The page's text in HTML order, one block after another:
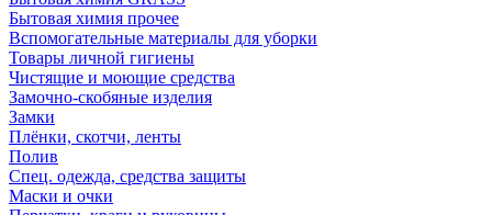
Бытовая химия прочее
Вспомогательные материалы для уборки
Товары личной гигиены
Чистящие и моющие средства
Замочно-скобяные изделия
Замки
Плёнки, скотчи, ленты
Полив
Спец. одежда, средства защиты
Маски и очки